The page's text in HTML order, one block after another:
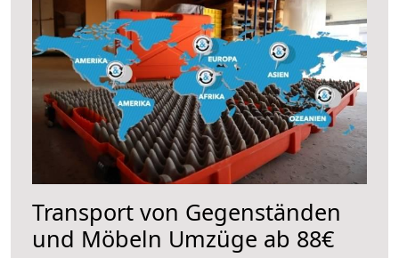
Transport von Gegenständen
und Möbeln Umzüge ab 88€